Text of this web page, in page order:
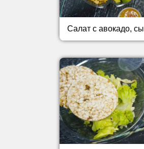
Салат с авокадо,